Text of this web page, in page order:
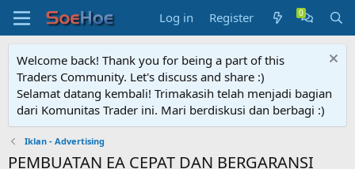
Log in Register
Welcome back! Thank you for being a part of this
Traders Community. Let's discuss and share :)
Selamat datang kembali! Trimakasih telah menjadi bagian
dari Komunitas Trader ini. Mari berdiskusi dan berbagi :)
Iklan - Advertising
PEMBUATAN EA CEPAT DAN BERGARANSI